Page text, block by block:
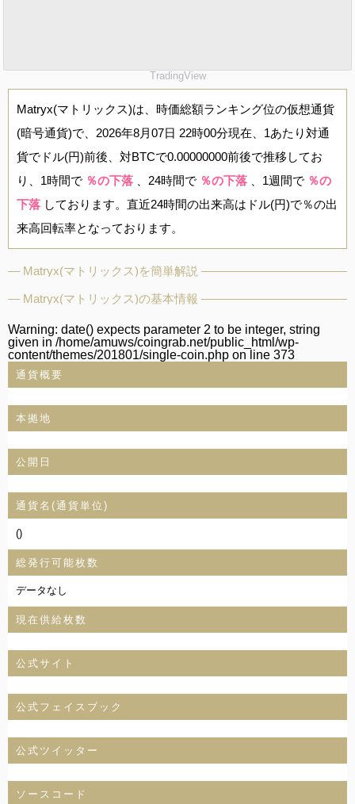
TradingView
Matryx(マトリックス)は、時価総額ランキング位の仮想通貨
(暗号通貨)で、2026年8月07日 22時00分現在、1あたり対通
貨でドル(円)前後、対BTCで0.00000000前後で推移してお
り、1時間で ％の下落 、24時間で ％の下落 、1週間で ％の
下落 しております。直近24時間の出来高はドル(円)で％の出
来高回転率となっております。
Matryx(マトリックス)を簡単解説
Matryx(マトリックス)の基本情報
Warning: date() expects parameter 2 to be integer, string
given in /home/amuws/coingrab.net/public_html/wp-
content/themes/201801/single-coin.php on line 373
通貨概要
本拠地
公開日
通貨名(通貨単位)
()
総発行可能枚数
データなし
現在供給枚数
公式サイト
公式フェイスブック
公式ツイッター
ソースコード